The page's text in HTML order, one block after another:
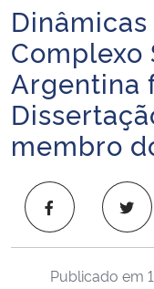
Ministério da Infraestrutura
Ministério da Agricultura,
Ministério da Educação
Ministério da Cidadania
Ministério da Saúde
Ministério de Minas e Energia
Início do conteúdo
Complexo
Argentina
membro
Publicado em